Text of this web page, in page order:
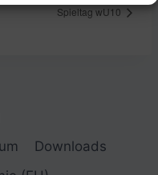
Spieltag wU10
Downloads